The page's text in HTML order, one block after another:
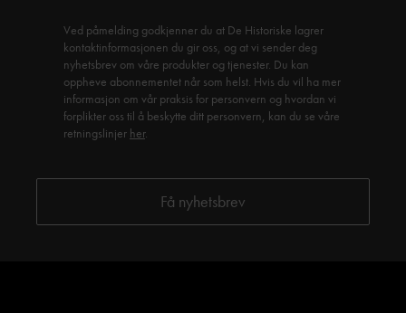
Ved påmelding godkjenner du at De Historiske lagrer
kontaktinformasjonen du gir oss, og at vi sender deg
nyhetsbrev om våre produkter og tjenester. Du kan
oppheve abonnementet når som helst. Hvis du vil ha mer
informasjon om vår praksis for personvern og hvordan vi
forplikter oss til å beskytte ditt personvern, kan du se våre
retningslinjer her.